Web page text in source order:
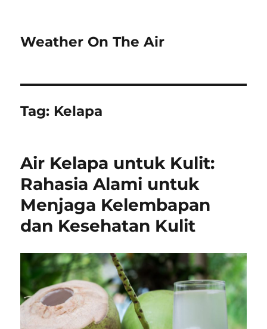
Weather On The Air
Tag: Kelapa
Air Kelapa untuk Kulit:
Rahasia Alami untuk
Menjaga Kelembapan
dan Kesehatan Kulit